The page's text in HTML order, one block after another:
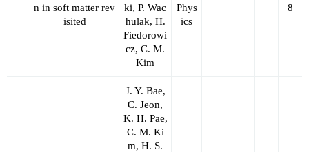
n in soft matter rev
isited
ki, P. Wac
hulak, H.
Fiedorowi
cz, C. M.
Kim
Phys
ics
8
J. Y. Bae,
C. Jeon,
K. H. Pae,
C. M. Ki
m, H. S.